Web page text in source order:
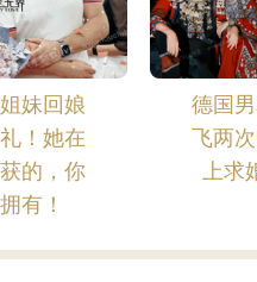
妹回娘
！她在
的，你
有！
德国
飞两
上求